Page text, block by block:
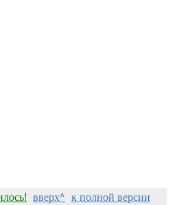
вверх^ к полной версии